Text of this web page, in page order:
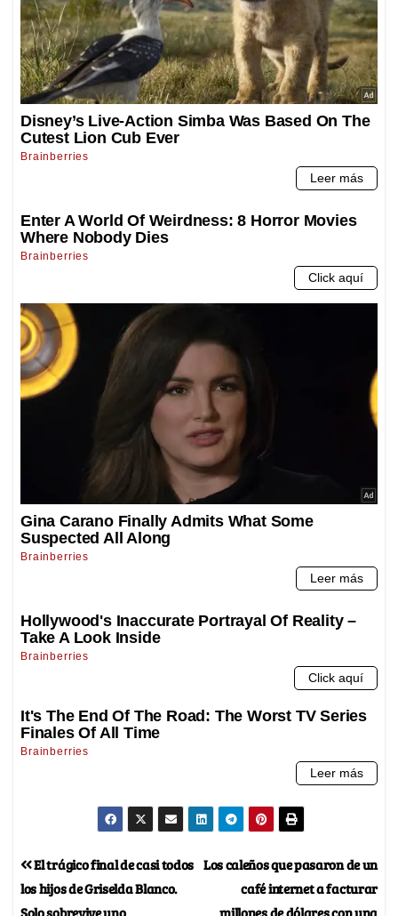
Los caleños que pasaron de un
café internet a facturar
millones de dólares con una
El trágico final de casi todos
los hijos de Griselda Blanco.
Solo sobrevive uno